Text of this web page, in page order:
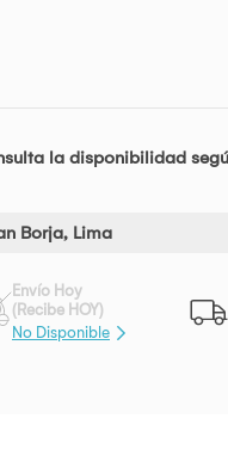
la disponibilidad
Borja, Lima
Envío Hoy
(Recibe HOY)
No Disponible